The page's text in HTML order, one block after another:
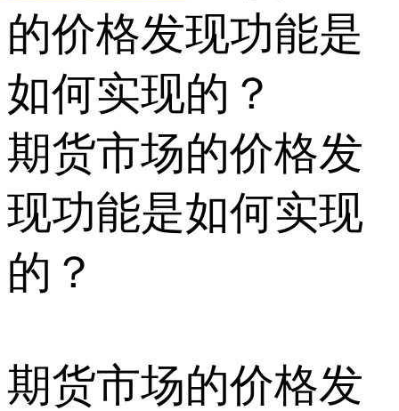
的价格发现功能是
如何实现的？
期货市场的价格发
现功能是如何实现
的？
期货市场的价格发